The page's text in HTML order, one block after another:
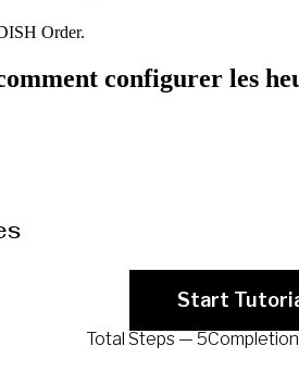
Order.
configurer les